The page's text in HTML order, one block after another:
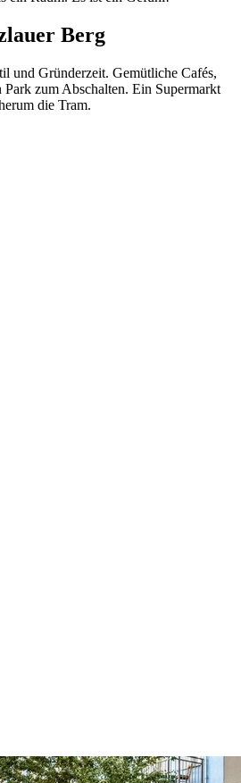
Berg
und Gründerzeit. Gemütliche Cafés,
zum Abschalten. Ein Supermarkt
die Tram.